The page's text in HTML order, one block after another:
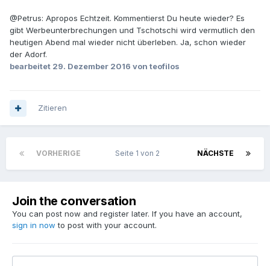
@Petrus: Apropos Echtzeit. Kommentierst Du heute wieder? Es
gibt Werbeunterbrechungen und Tschotschi wird vermutlich den
heutigen Abend mal wieder nicht überleben. Ja, schon wieder
der Adorf.
bearbeitet 29. Dezember 2016 von teofilos
Zitieren
VORHERIGE NÄCHSTE
Seite 1 von 2
Join the conversation
You can post now and register later. If you have an account,
sign in now to post with your account.